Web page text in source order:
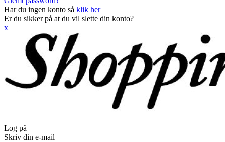
Har du ingen konto så klik her
Er du sikker på at du vil slette din konto?
x
Log på
Skriv din e-mail